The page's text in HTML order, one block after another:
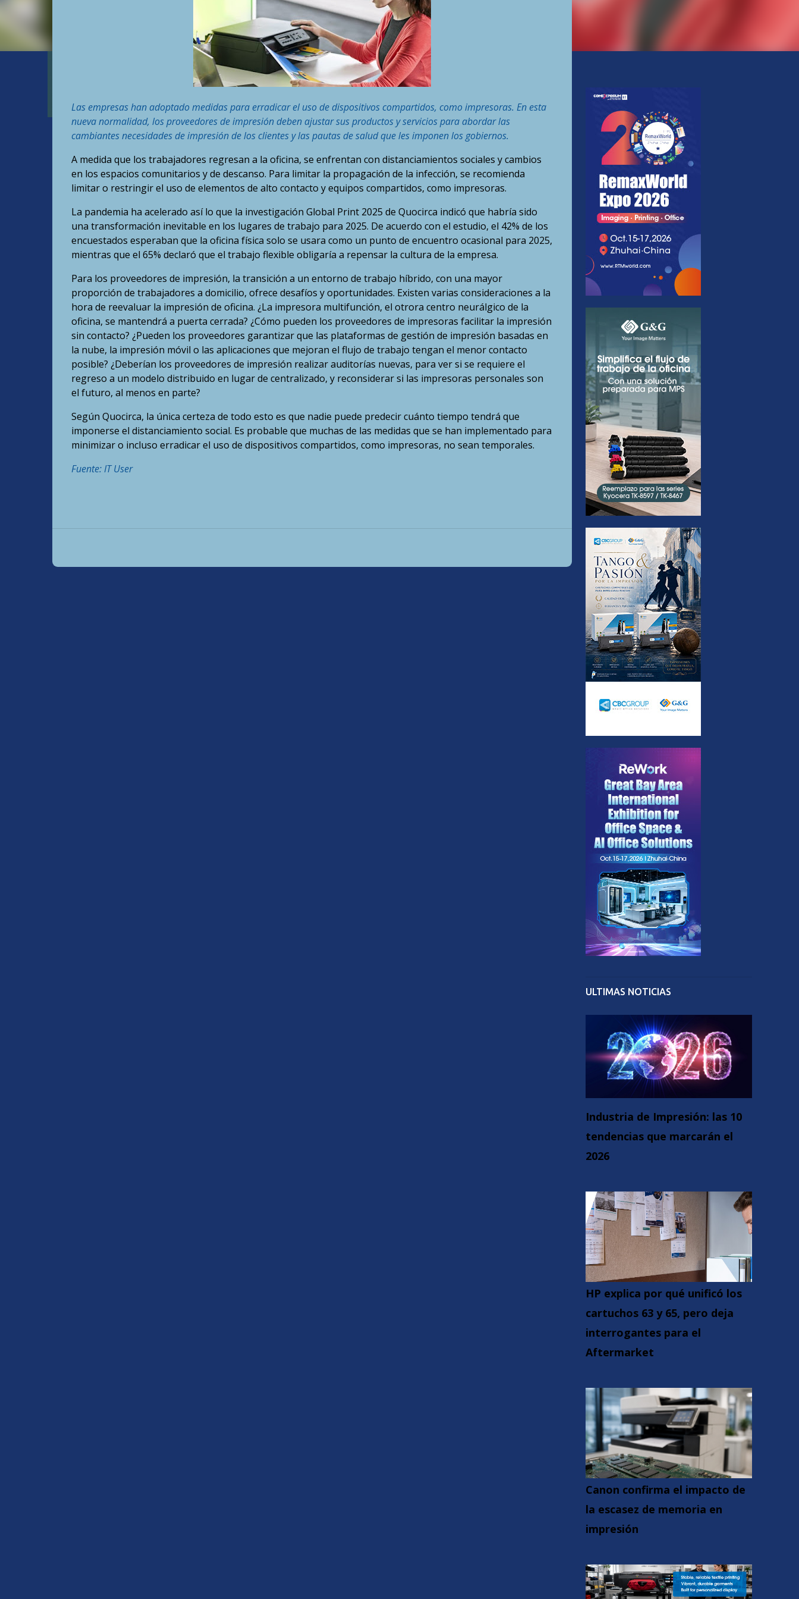
Las empresas han adoptado medidas para erradicar el uso de dispositivos compartidos, como impresoras. En esta
nueva normalidad, los proveedores de impresión deben ajustar sus productos y servicios para abordar las
cambiantes necesidades de impresión de los clientes y las pautas de salud que les imponen los gobiernos.
A medida que los trabajadores regresan a la oficina, se enfrentan con distanciamientos sociales y cambios
en los espacios comunitarios y de descanso. Para limitar la propagación de la infección, se recomienda
limitar o restringir el uso de elementos de alto contacto y equipos compartidos, como impresoras.
La pandemia ha acelerado así lo que la investigación Global Print 2025 de Quocirca indicó que habría sido
una transformación inevitable en los lugares de trabajo para 2025. De acuerdo con el estudio, el 42% de los
encuestados esperaban que la oficina física solo se usara como un punto de encuentro ocasional para 2025,
mientras que el 65% declaró que el trabajo flexible obligaría a repensar la cultura de la empresa.
Para los proveedores de impresión, la transición a un entorno de trabajo híbrido, con una mayor
proporción de trabajadores a domicilio, ofrece desafíos y oportunidades. Existen varias consideraciones a la
hora de reevaluar la impresión de oficina. ¿La impresora multifunción, el otrora centro neurálgico de la
oficina, se mantendrá a puerta cerrada? ¿Cómo pueden los proveedores de impresoras facilitar la impresión
sin contacto? ¿Pueden los proveedores garantizar que las plataformas de gestión de impresión basadas en
la nube, la impresión móvil o las aplicaciones que mejoran el flujo de trabajo tengan el menor contacto
posible? ¿Deberían los proveedores de impresión realizar auditorías nuevas, para ver si se requiere el
regreso a un modelo distribuido en lugar de centralizado, y reconsiderar si las impresoras personales son
el futuro, al menos en parte?
Según Quocirca, la única certeza de todo esto es que nadie puede predecir cuánto tiempo tendrá que
imponerse el distanciamiento social. Es probable que muchas de las medidas que se han implementado para
minimizar o incluso erradicar el uso de dispositivos compartidos, como impresoras, no sean temporales.
Fuente: IT User
ULTIMAS NOTICIAS
Industria de Impresión: las 10
tendencias que marcarán el
2026
HP explica por qué unificó los
cartuchos 63 y 65, pero deja
interrogantes para el
Aftermarket
Canon confirma el impacto de
la escasez de memoria en
impresión